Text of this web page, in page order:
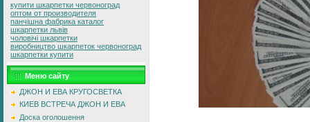
купити шкарпетки червоноград
оптом от производителя
панчішна фабрика каталог
шкарпетки львів
чоловічі шкарпетки
виробництво шкарпеток червоноград
шкарпетки купити
Меню сайту
ДЖОН И ЕВА КРУГОСВЕТКА
КИЕВ ВСТРЕЧА ДЖОН И ЕВА
Доска оголошення